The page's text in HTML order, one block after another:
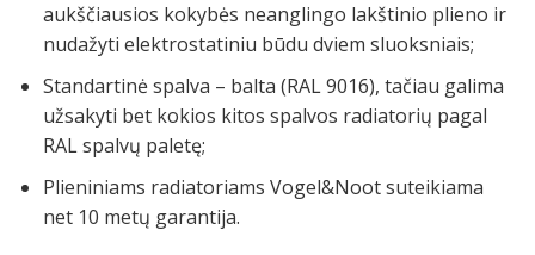
aukščiausios kokybės neanglingo lakštinio plieno ir
nudažyti elektrostatiniu būdu dviem sluoksniais;
Standartinė spalva – balta (RAL 9016), tačiau galima
užsakyti bet kokios kitos spalvos radiatorių pagal
RAL spalvų paletę;
Plieniniams radiatoriams Vogel&Noot suteikiama
net 10 metų garantija.